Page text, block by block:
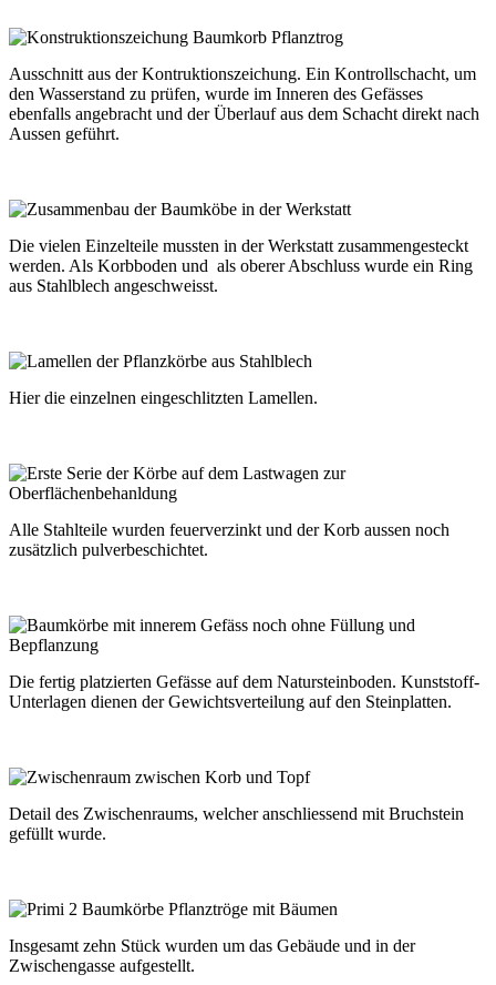
Ausschnitt aus der Kontruktionszeichung. Ein Kontrollschacht, um
den Wasserstand zu prüfen, wurde im Inneren des Gefässes
ebenfalls angebracht und der Überlauf aus dem Schacht direkt nach
Aussen geführt.
Die vielen Einzelteile mussten in der Werkstatt zusammengesteckt
werden. Als Korbboden und als oberer Abschluss wurde ein Ring
aus Stahlblech angeschweisst.
Hier die einzelnen eingeschlitzten Lamellen.
Alle Stahlteile wurden feuerverzinkt und der Korb aussen noch
zusätzlich pulverbeschichtet.
Die fertig platzierten Gefässe auf dem Natursteinboden. Kunststoff-
Unterlagen dienen der Gewichtsverteilung auf den Steinplatten.
Detail des Zwischenraums, welcher anschliessend mit Bruchstein
gefüllt wurde.
Insgesamt zehn Stück wurden um das Gebäude und in der
Zwischengasse aufgestellt.